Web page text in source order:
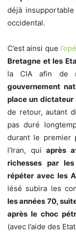
déjà
occidental.
C’est ainsi que
Bretagne et les
la CIA afin de
gouvernement
place un dictateur
de retour, autant
pas duré
durant le premier
l’Iran, quiaprès
richesses par
répéter avec les
lésé subira les
les années 70,
après le choc
(avec l’aide des